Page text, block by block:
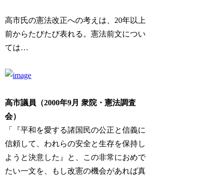
高市氏の憲法改正への考えは、20年以上
前からたびたび表れる。憲法前文につい
ては…
高市議員（2000年9月 衆院・憲法調査
会）
「『平和を愛する諸国民の公正と信義に
信頼して、われらの安全と生存を保持し
ようと決意した』と、この非常におめで
たい一文を、もし改憲の機会があれば真